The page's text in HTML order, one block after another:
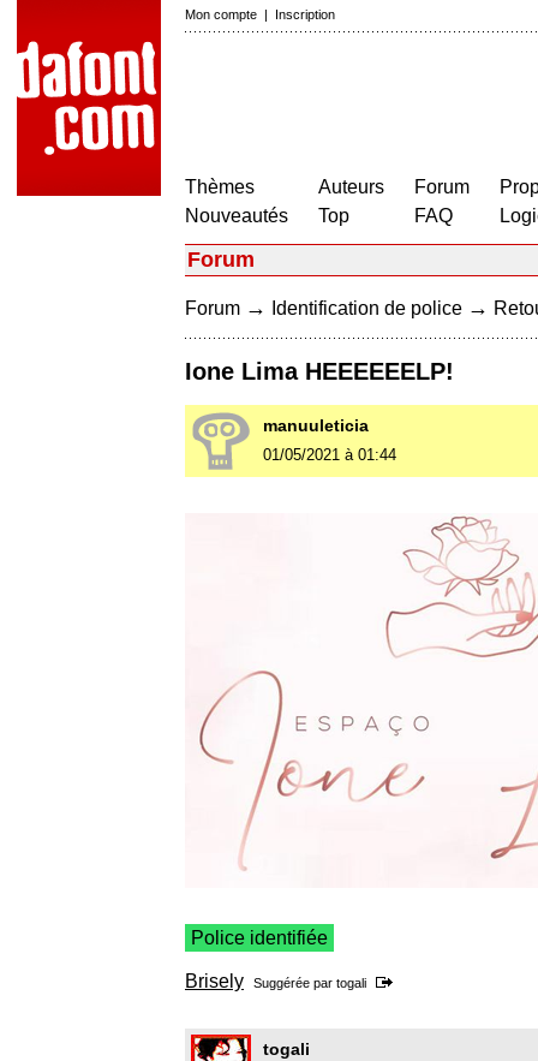
Mon compte | Inscription
Thèmes
Nouveautés
Auteurs
Top
Forum
FAQ
Forum
Forum → Identification de police →
Ione Lima HEEEEEELP!
manuuleticia
01/05/2021 à 01:44
Police identifiée
Brisely Suggérée par togali
togali